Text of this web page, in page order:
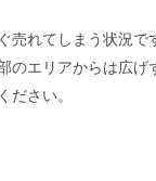
れてしまう状況で
エリアからは広げ
さい。